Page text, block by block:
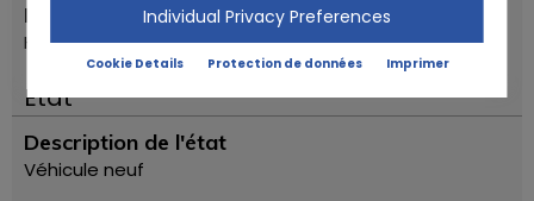
Modèle
HONDA RS 250 RF
Ètat
Description de l'état
Véhicule neuf
Individual Privacy Preferences
Cookie Details Protection de données Imprimer